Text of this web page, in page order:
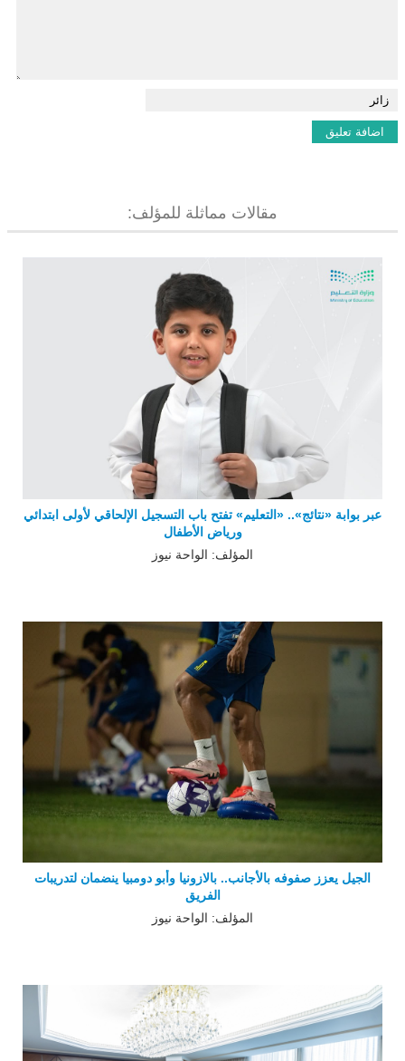
مقالات مماثلة للمؤلف:
عبر بوابة «نتائج».. «التعليم» تفتح باب التسجيل الإلحاقي لأولى ابتدائي
ورياض الأطفال
المؤلف: الواحة نيوز
الجيل يعزز صفوفه بالأجانب.. بالازونيا وأبو دومبيا ينضمان لتدريبات
الفريق
المؤلف: الواحة نيوز